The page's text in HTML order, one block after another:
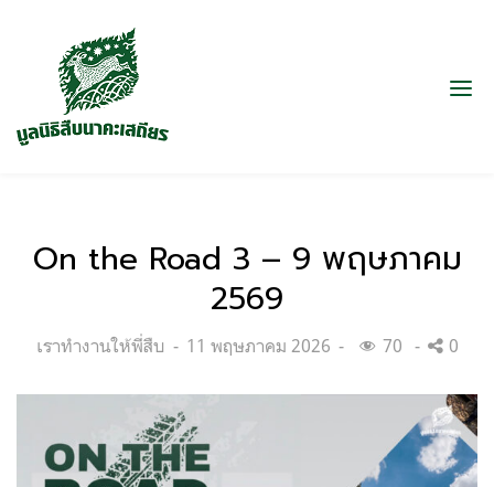
On the Road 3 – 9 พฤษภาคม
2569
Categories:
เราทำงานให้พี่สืบ
Posted
11 พฤษภาคม 2026 70 0